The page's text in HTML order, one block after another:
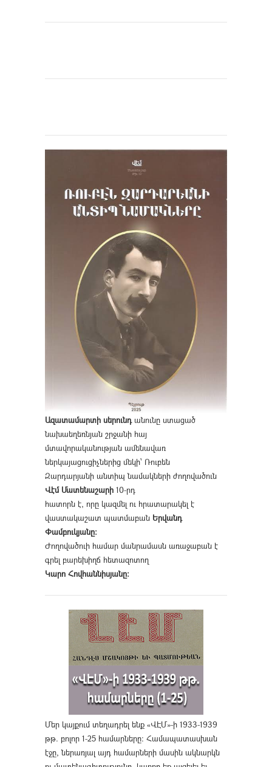
Ազատամարտի սերունդանունը ստացած
նախաեղեռնյան շրջանի հայ
մտավորականության ամենավառ
ներկայացուցիչներից մեկի՝ Ռուբեն
Զարդարյանի անտիպ նամակների ժողովածուն
Վէմ Մատենաշարի 10-րդ
հատորն է, որը կազմել ու հրատարակել է
վաստակաշատ պատմաբան Երվանդ
Փամբուկյանը։
Ժողովածուի համար մանրամասն առաջաբան է
գրել բարեխիղճ հետազոտող
Կարո Հովհաննիսյանը։
Մեր կայքում տեղադրել ենք «ՎԷՄ»-ի 1933-1939
թթ. բոլոր 1-25 համարները։ Համապատասխան
էջը, ներառյալ այդ համարների մասին ակնարկն